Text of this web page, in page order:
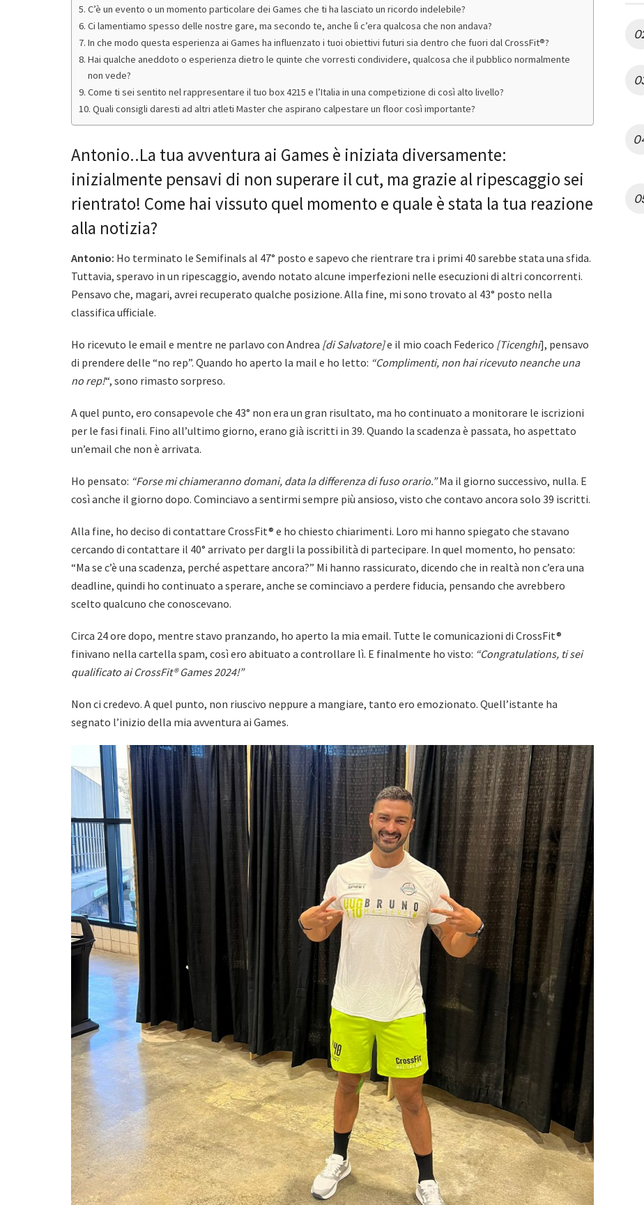
C’è un evento o un momento particolare dei Games che ti ha lasciato un ricordo indelebile?
Ci lamentiamo spesso delle nostre gare, ma secondo te, anche lì c’era qualcosa che non andava?
In che modo questa esperienza ai Games ha influenzato i tuoi obiettivi futuri sia dentro che fuori dal CrossFit®?
Hai qualche aneddoto o esperienza dietro le quinte che vorresti condividere, qualcosa che il pubblico normalmente
non vede?
Come ti sei sentito nel rappresentare il tuo box 4215 e l’Italia in una competizione di così alto livello?
Quali consigli daresti ad altri atleti Master che aspirano calpestare un floor così importante?
Antonio..La tua avventura ai Games è iniziata diversamente:
inizialmente pensavi di non superare il cut, ma grazie al ripescaggio sei
rientrato! Come hai vissuto quel momento e quale è stata la tua reazione
alla notizia?
Antonio: Ho terminato le Semifinals al 47° posto e sapevo che rientrare tra i primi 40 sarebbe stata una sfida.
Tuttavia, speravo in un ripescaggio, avendo notato alcune imperfezioni nelle esecuzioni di altri concorrenti.
Pensavo che, magari, avrei recuperato qualche posizione. Alla fine, mi sono trovato al 43° posto nella
classifica ufficiale.
Ho ricevuto le email e mentre ne parlavo con Andrea [di Salvatore]e il mio coach Federico [Ticenghi], pensavo
di prendere delle “no rep”. Quando ho aperto la mail e ho letto: “Complimenti, non hai ricevuto neanche una
no rep!“, sono rimasto sorpreso.
A quel punto, ero consapevole che 43° non era un gran risultato, ma ho continuato a monitorare le iscrizioni
per le fasi finali. Fino all’ultimo giorno, erano già iscritti in 39. Quando la scadenza è passata, ho aspettato
un’email che non è arrivata.
Ho pensato: “Forse mi chiameranno domani, data la differenza di fuso orario.”Ma il giorno successivo, nulla. E
così anche il giorno dopo. Cominciavo a sentirmi sempre più ansioso, visto che contavo ancora solo 39 iscritti.
Alla fine, ho deciso di contattare CrossFit® e ho chiesto chiarimenti. Loro mi hanno spiegato che stavano
cercando di contattare il 40° arrivato per dargli la possibilità di partecipare. In quel momento, ho pensato:
“Ma se c’è una scadenza, perché aspettare ancora?” Mi hanno rassicurato, dicendo che in realtà non c’era una
deadline, quindi ho continuato a sperare, anche se cominciavo a perdere fiducia, pensando che avrebbero
scelto qualcuno che conoscevano.
Circa 24 ore dopo, mentre stavo pranzando, ho aperto la mia email. Tutte le comunicazioni di CrossFit®
finivano nella cartella spam, così ero abituato a controllare lì. E finalmente ho visto: “Congratulations, ti sei
qualificato ai CrossFit® Games 2024!”
Non ci credevo. A quel punto, non riuscivo neppure a mangiare, tanto ero emozionato. Quell’istante ha
segnato l’inizio della mia avventura ai Games.